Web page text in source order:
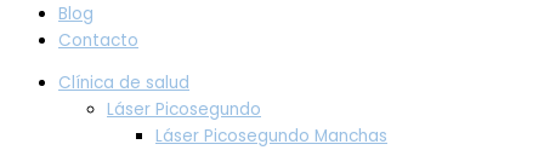
Blog
Contacto
Clínica de salud
Láser Picosegundo
Láser Picosegundo Manchas